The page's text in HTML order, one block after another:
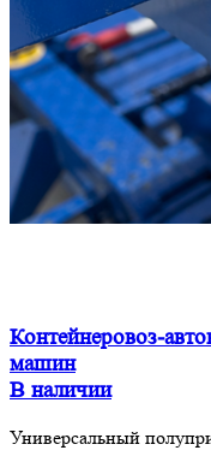
Контейнеровоз-
машин
В наличии
Универсальный